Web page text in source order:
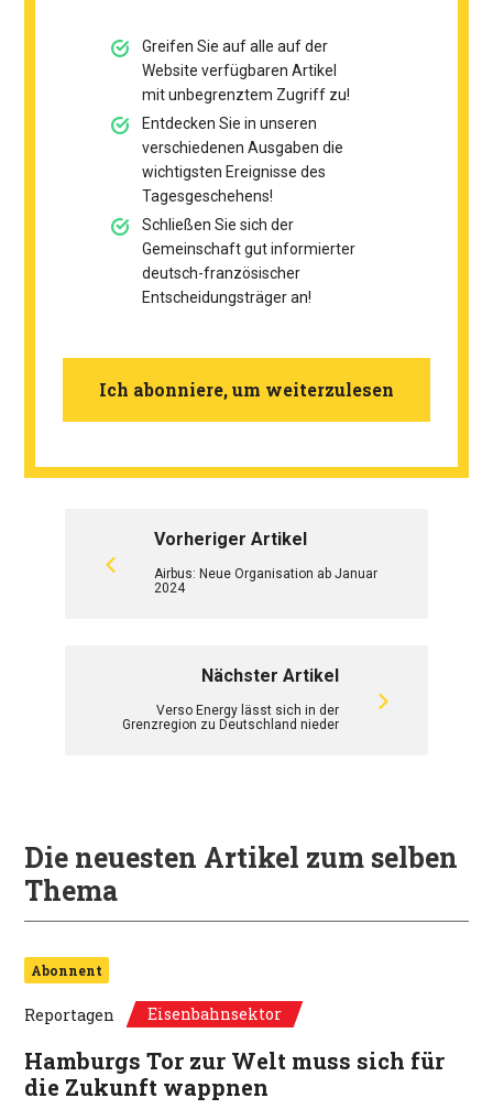
Greifen Sie auf alle auf der
Website verfügbaren Artikel
mit unbegrenztem Zugriff zu!
Entdecken Sie in unseren
verschiedenen Ausgaben die
wichtigsten Ereignisse des
Tagesgeschehens!
Schließen Sie sich der
Gemeinschaft gut informierter
deutsch-französischer
Entscheidungsträger an!
Ich abonniere, um weiterzulesen
Vorheriger Artikel
Airbus: Neue Organisation ab Januar
2024
Nächster Artikel
Verso Energy lässt sich in der
Grenzregion zu Deutschland nieder
Die neuesten Artikel zum selben
Thema
Abonnent
Reportagen Eisenbahnsektor
Hamburgs Tor zur Welt muss sich für
die Zukunft wappnen